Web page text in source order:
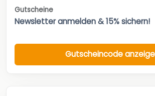
Gutscheine
Newsletter anmelden & 15% sichern!
Gutscheincode